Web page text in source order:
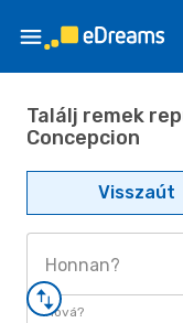
Találj remek
Concepcion
Visszaút
Honnan?
Hová?